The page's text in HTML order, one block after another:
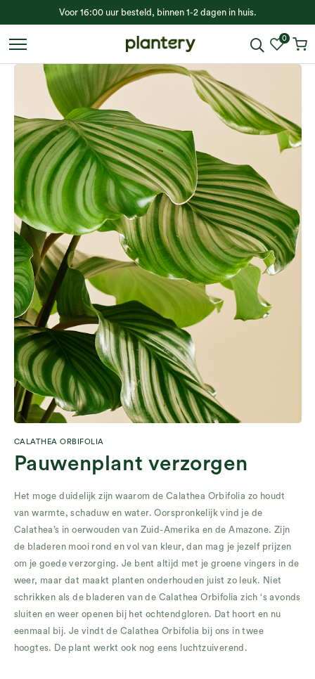
Voor 16:00 uur besteld, binnen 1-2 dagen in huis.
0
CALATHEA ORBIFOLIA
Pauwenplant verzorgen
Het moge duidelijk zijn waarom de Calathea Orbifolia zo houdt
van warmte, schaduw en water. Oorspronkelijk vind je de
Calathea’s in oerwouden van Zuid-Amerika en de Amazone. Zijn
de bladeren mooi rond en vol van kleur, dan mag je jezelf prijzen
om je goede verzorging. Je bent altijd met je groene vingers in de
weer, maar dat maakt planten onderhouden juist zo leuk. Niet
schrikken als de bladeren van de Calathea Orbifolia zich ‘s avonds
sluiten en weer openen bij het ochtendgloren. Dat hoort en nu
eenmaal bij. Je vindt de Calathea Orbifolia bij ons in twee
hoogtes. De plant werkt ook nog eens luchtzuiverend.